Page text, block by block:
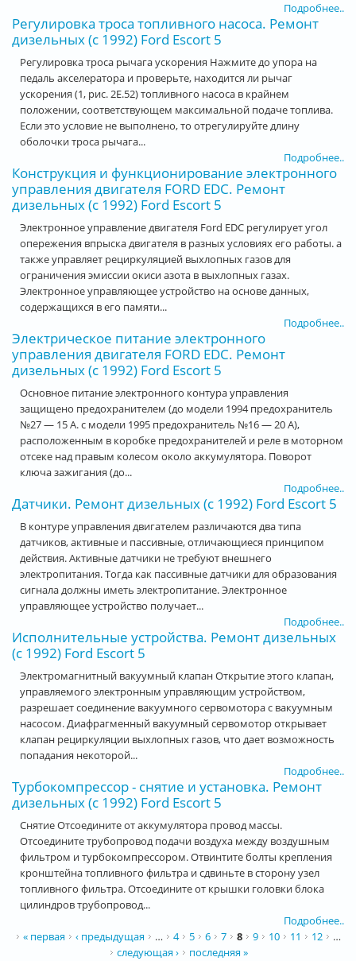
Подробнее..
Регулировка троса топливного насоса. Ремонт
дизельных (с 1992) Ford Escort 5
Регулировка троса рычага ускорения Нажмите до упора на
педаль акселератора и проверьте, находится ли рычаг
ускорения (1, рис. 2Е.52) топливного насоса в крайнем
положении, соответствующем максимальной подаче топлива.
Если это условие не выполнено, то отрегулируйте длину
оболочки троса рычага...
Подробнее..
Конструкция и функционирование электронного
управления двигателя FORD EDC. Ремонт
дизельных (с 1992) Ford Escort 5
Электронное управление двигателя Ford EDC регулирует угол
опережения впрыска двигателя в разных условиях его работы. а
также управляет рециркуляцией выхлопных газов для
ограничения эмиссии окиси азота в выхлопных газах.
Электронное управляющее устройство на основе данных,
содержащихся в его памяти...
Подробнее..
Электрическое питание электронного
управления двигателя FORD EDC. Ремонт
дизельных (с 1992) Ford Escort 5
Основное питание электронного контура управления
защищено предохранителем (до модели 1994 предохранитель
№27 — 15 А. с модели 1995 предохранитель №16 — 20 А),
расположенным в коробке предохранителей и реле в моторном
отсеке над правым колесом около аккумулятора. Поворот
ключа зажигания (до...
Подробнее..
Датчики. Ремонт дизельных (с 1992) Ford Escort 5
В контуре управления двигателем различаются два типа
датчиков, активные и пассивные, отличающиеся принципом
действия. Активные датчики не требуют внешнего
электропитания. Тогда как пассивные датчики для образования
сигнала должны иметь электропитание. Электронное
управляющее устройство получает...
Подробнее..
Исполнительные устройства. Ремонт дизельных
(с 1992) Ford Escort 5
Электромагнитный вакуумный клапан Открытие этого клапан,
управляемого электронным управляющим устройством,
разрешает соединение вакуумного сервомотора с вакуумным
насосом. Диафрагменный вакуумный сервомотор открывает
клапан рециркуляции выхлопных газов, что дает возможность
попадания некоторой...
Подробнее..
Турбокомпрессор - снятие и установка. Ремонт
дизельных (с 1992) Ford Escort 5
Снятие Отсоедините от аккумулятора провод массы.
Отсоедините трубопровод подачи воздуха между воздушным
фильтром и турбокомпрессором. Отвинтите болты крепления
кронштейна топливного фильтра и сдвиньте в сторону узел
топливного фильтра. Отсоедините от крышки головки блока
цилиндров трубопровод...
Подробнее..
Страницы
« первая ‹ предыдущая … 4 5 6 7 8 9 10 11 12
…
следующая ›
последняя »